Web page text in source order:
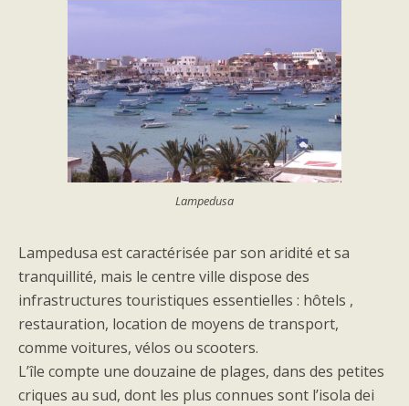
Lampedusa
Lampedusa est caractérisée par son aridité et sa
tranquillité, mais le centre ville dispose des
infrastructures touristiques essentielles : hôtels ,
restauration, location de moyens de transport,
comme voitures, vélos ou scooters.
L’île compte une douzaine de plages, dans des petites
criques au sud, dont les plus connues sont l’isola dei